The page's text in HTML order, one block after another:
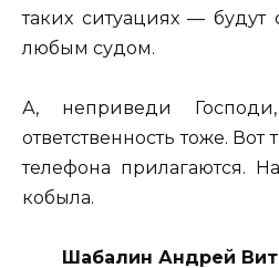
таких ситуациях — будут
любым судом.
А, неприведи
ответственность тоже. Вот
телефона прилагаются.
кобыла.
Шабалин Андрей